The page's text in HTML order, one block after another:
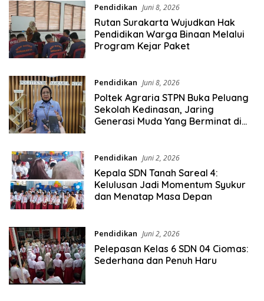
Pendidikan Juni 8, 2026
Rutan Surakarta Wujudkan Hak
Pendidikan Warga Binaan Melalui
Program Kejar Paket
Pendidikan Juni 8, 2026
Poltek Agraria STPN Buka Peluang
Sekolah Kedinasan, Jaring
Generasi Muda Yang Berminat di
Pendidikan Juni 2, 2026
Kepala SDN Tanah Sareal 4:
Kelulusan Jadi Momentum Syukur
dan Menatap Masa Depan
Pendidikan Juni 2, 2026
Pelepasan Kelas 6 SDN 04 Ciomas:
Sederhana dan Penuh Haru